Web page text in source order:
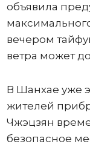
объявила
вечером
ветра может
В Шанхае уже
жителей
Чжэцзян
безопасное